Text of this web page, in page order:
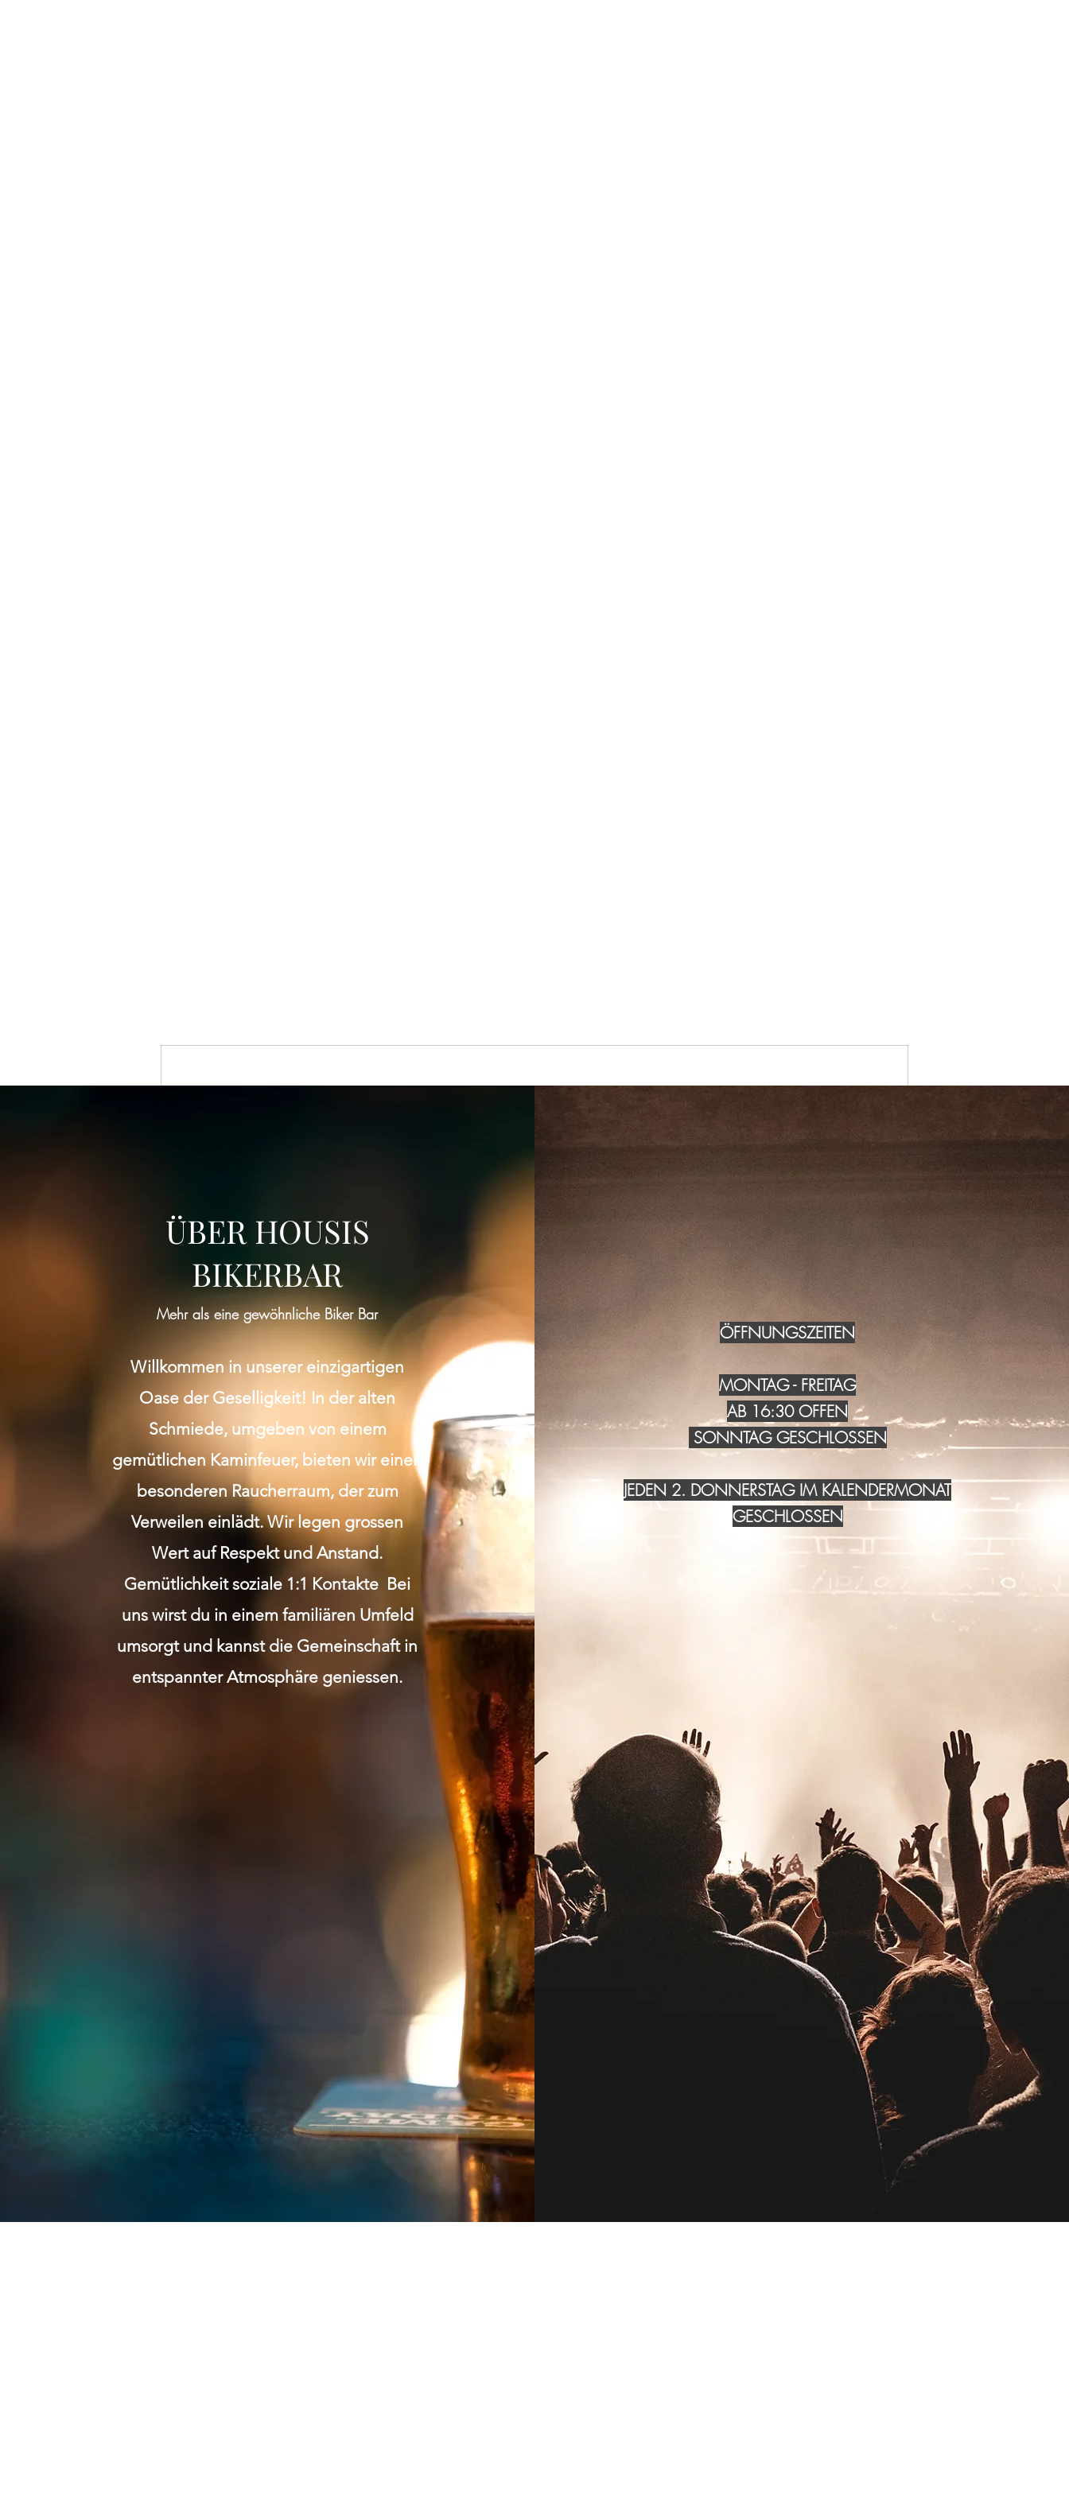
Gruppe konnte nicht gefunden werden
Bitte zur Gruppenliste zurückkehren und es erneut versuchen.
Zur Gruppenliste
ÜBER HOUSIS
BIKERBAR
Mehr als eine gewöhnliche Biker Bar
Willkommen in unserer einzigartigen
Oase der Geselligkeit! In der alten
Schmiede, umgeben von einem
gemütlichen Kaminfeuer, bieten wir einen
besonderen Raucherraum, der zum
Verweilen einlädt. Wir legen grossen
Wert auf Respekt und Anstand.
Gemütlichkeit soziale 1:1 Kontakte Bei
uns wirst du in einem familiären Umfeld
umsorgt und kannst die Gemeinschaft in
entspannter Atmosphäre geniessen.
ÖFFNUNGSZEITEN
MONTAG - FREITAG
AB 16:30 OFFEN
SONNTAG GESCHLOSSEN
JEDEN 2. DONNERSTAG IM KALENDERMONAT
GESCHLOSSEN